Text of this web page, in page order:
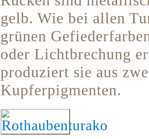
gelb. Wie bei allen
grünen
oder Lichtbrechung
produziert sie aus
Kupferpigmenten.